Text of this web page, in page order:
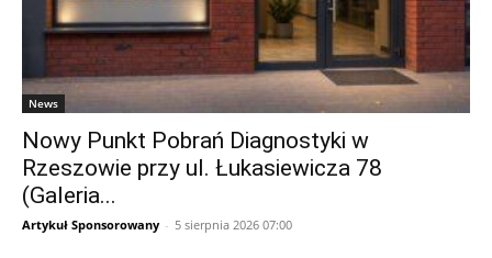
News
Nowy Punkt Pobrań Diagnostyki w
Rzeszowie przy ul. Łukasiewicza 78
(Galeria...
Artykuł Sponsorowany - 5 sierpnia 2026 07:00